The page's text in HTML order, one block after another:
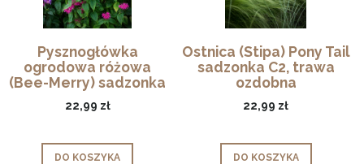
Pysznogłówka
ogrodowa różowa
(Bee-Merry) sadzonka
22,99 zł
DO KOSZYKA
Ostnica (Stipa) Pony Tail
sadzonka C2, trawa
ozdobna
22,99 zł
DO KOSZYKA